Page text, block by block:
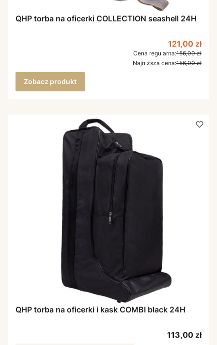
QHP torba na oficerki COLLECTION seashell 24H
Cena
121,00 zł
Cena regularna:156,00 zł
Najniższa cena:156,00 zł
Zobacz produkt
QHP torba na oficerki i kask COMBI black 24H
Cena
113,00 zł